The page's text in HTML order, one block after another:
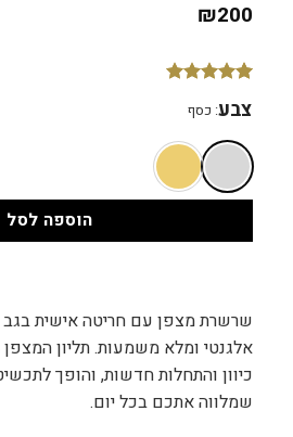
₪200
מתוך 5
דירוגים של
לקוחות
צבע: כסף
הוספה לסל
שרשרת מצפן עם חריטה אישית בגב
אלגנטי ומלא משמעות. תליון
כיוון והתחלות חדשות, והופך
שמלווה אתכם בכל יום.